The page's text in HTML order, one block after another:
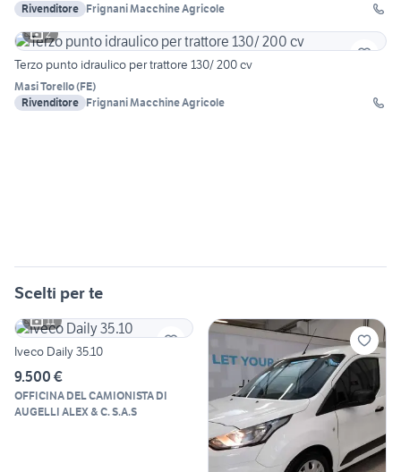
Rivenditore Frignani Macchine Agricole
2
Terzo punto idraulico per trattore 130/ 200 cv
Masi Torello(FE)
Rivenditore Frignani Macchine Agricole
Scelti per te
11
Iveco Daily 35.10
9.500 €
OFFICINA DEL CAMIONISTA DI
AUGELLI ALEX & C. S.A.S